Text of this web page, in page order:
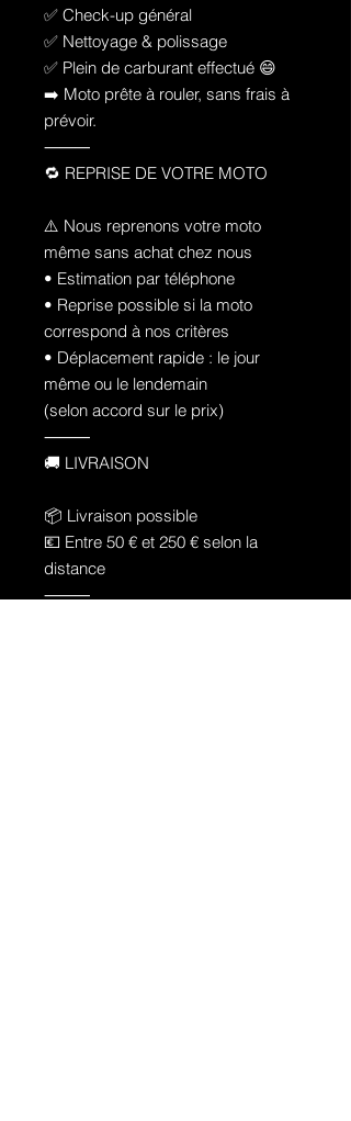
✅ Check-up général
✅ Nettoyage & polissage
✅ Plein de carburant effectué 😄
➡️ Moto prête à rouler, sans frais à
prévoir.
⸻
🔁 REPRISE DE VOTRE MOTO
⚠️ Nous reprenons votre moto
même sans achat chez nous
• Estimation par téléphone
• Reprise possible si la moto
correspond à nos critères
• Déplacement rapide : le jour
même ou le lendemain
(selon accord sur le prix)
⸻
🚚 LIVRAISON
📦 Livraison possible
💶 Entre 50 € et 250 € selon la
distance
⸻